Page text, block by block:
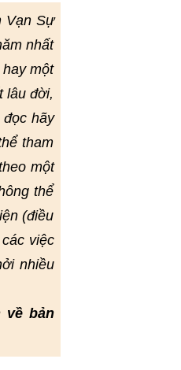
Vạn Sự
nhất
một
lâu đời,
đọc hãy
tham
một
thể
(điều
việc
nhiều
về bản